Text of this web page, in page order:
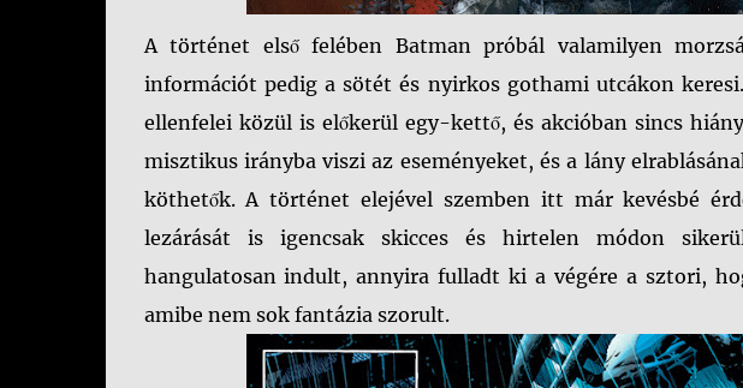
A történet első felében Batman próbál valamilyen
információt pedig a sötét és nyirkos gothami utcákon
ellenfelei közül is előkerül egy-kettő, és akcióban sincs
misztikus irányba viszi az eseményeket, és a lány
köthetők. A történet elejével szemben itt már kevésbé
lezárását is igencsak skicces és hirtelen módon
hangulatosan indult, annyira fulladt ki a végére a sztori,
amibe nem sok fantázia szorult.